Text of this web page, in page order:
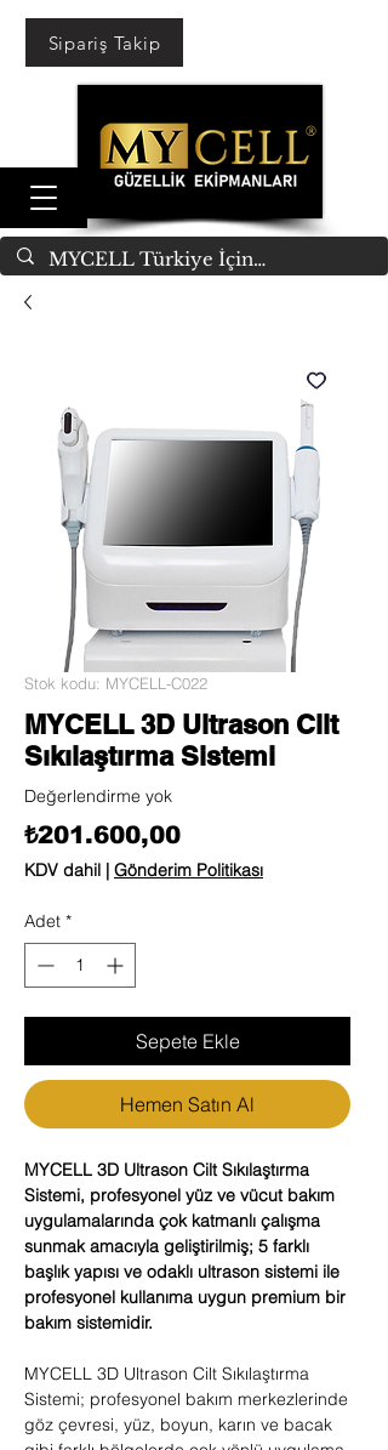
Sipariş Takip
Stok kodu: MYCELL-C022
MYCELL 3D Ultrason Cilt
Sıkılaştırma Sistemi
Değerlendirme yok
₺201.600,00Fiyat
KDV dahil | Gönderim Politikası
Adet *
Sepete Ekle
Hemen Satın Al
MYCELL 3D Ultrason Cilt Sıkılaştırma
Sistemi, profesyonel yüz ve vücut bakım
uygulamalarında çok katmanlı çalışma
sunmak amacıyla geliştirilmiş; 5 farklı
başlık yapısı ve odaklı ultrason sistemi ile
profesyonel kullanıma uygun premium bir
bakım sistemidir.
MYCELL 3D Ultrason Cilt Sıkılaştırma
Sistemi; profesyonel bakım merkezlerinde
göz çevresi, yüz, boyun, karın ve bacak